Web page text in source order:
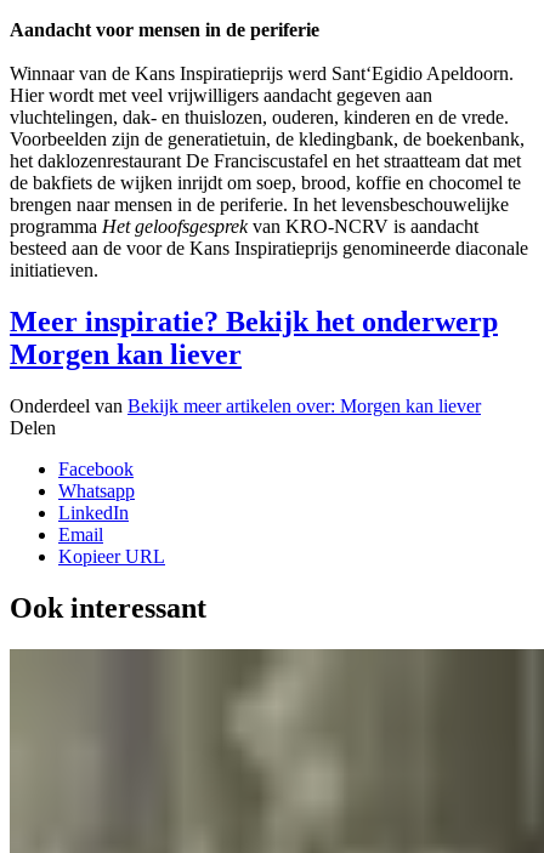
Aandacht voor mensen in de periferie
Winnaar van de Kans Inspiratieprijs werd Sant‘Egidio Apeldoorn.
Hier wordt met veel vrijwilligers aandacht gegeven aan
vluchtelingen, dak- en thuislozen, ouderen, kinderen en de vrede.
Voorbeelden zijn de generatietuin, de kledingbank, de boekenbank,
het daklozenrestaurant De Franciscustafel en het straatteam dat met
de bakfiets de wijken inrijdt om soep, brood, koffie en chocomel te
brengen naar mensen in de periferie. In het levensbeschouwelijke
programma Het geloofsgesprekvan KRO-NCRV is aandacht
besteed aan de voor de Kans Inspiratieprijs genomineerde diaconale
initiatieven.
Meer inspiratie? Bekijk het onderwerp
Morgen kan liever
Onderdeel van Bekijk meer artikelen over: Morgen kan liever
Delen
Facebook
Whatsapp
LinkedIn
Email
Kopieer URL
Ook interessant